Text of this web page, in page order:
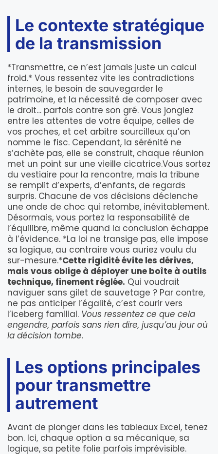
Le contexte stratégique
de la transmission
*Transmettre, ce n’est jamais juste un calcul
froid.* Vous ressentez vite les contradictions
internes, le besoin de sauvegarder le
patrimoine, et la nécessité de composer avec
le droit… parfois contre son gré. Vous jonglez
entre les attentes de votre équipe, celles de
vos proches, et cet arbitre sourcilleux qu’on
nomme le fisc. Cependant, la sérénité ne
s’achète pas, elle se construit, chaque réunion
met un point sur une vieille cicatrice.Vous sortez
du vestiaire pour la rencontre, mais la tribune
se remplit d’experts, d’enfants, de regards
surpris. Chacune de vos décisions déclenche
une onde de choc qui retombe, inévitablement.
Désormais, vous portez la responsabilité de
l’équilibre, même quand la conclusion échappe
à l’évidence. *La loi ne transige pas, elle impose
sa logique, au contraire vous auriez voulu du
sur-mesure.*Cette rigidité évite les dérives,
mais vous oblige à déployer une boîte à outils
technique, finement réglée. Qui voudrait
naviguer sans gilet de sauvetage ? Par contre,
ne pas anticiper l’égalité, c’est courir vers
l’iceberg familial. Vous ressentez ce que cela
engendre, parfois sans rien dire, jusqu’au jour où
la décision tombe.
Les options principales
pour transmettre
autrement
Avant de plonger dans les tableaux Excel, tenez
bon. Ici, chaque option a sa mécanique, sa
logique, sa petite folie parfois imprévisible.